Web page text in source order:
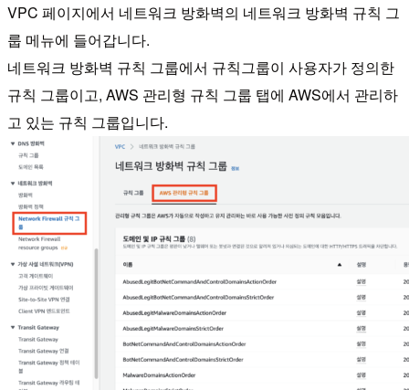
VPC 페이지에서 네트워크 방화벽의 네트워크 방화벽 규칙 그
룹 메뉴에 들어갑니다.
네트워크 방화벽 규칙 그룹에서 규칙그룹이 사용자가 정의한
규칙 그룹이고, AWS 관리형 규칙 그룹 탭에 AWS에서 관리하
고 있는 규칙 그룹입니다.